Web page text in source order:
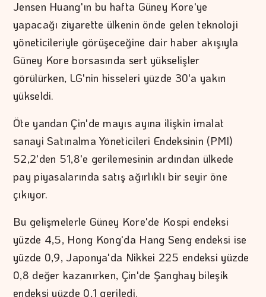
Jensen Huang'ın bu hafta Güney Kore'ye
yapacağı ziyarette ülkenin önde gelen teknoloji
yöneticileriyle görüşeceğine dair haber akışıyla
Güney Kore borsasında sert yükselişler
görülürken, LG'nin hisseleri yüzde 30'a yakın
yükseldi.
Öte yandan Çin'de mayıs ayına ilişkin imalat
sanayi Satınalma Yöneticileri Endeksinin (PMI)
52,2'den 51,8'e gerilemesinin ardından ülkede
pay piyasalarında satış ağırlıklı bir seyir öne
çıkıyor.
Bu gelişmelerle Güney Kore'de Kospi endeksi
yüzde 4,5, Hong Kong'da Hang Seng endeksi ise
yüzde 0,9, Japonya'da Nikkei 225 endeksi yüzde
0,8 değer kazanırken, Çin'de Şanghay bileşik
endeksi yüzde 0,1 geriledi.